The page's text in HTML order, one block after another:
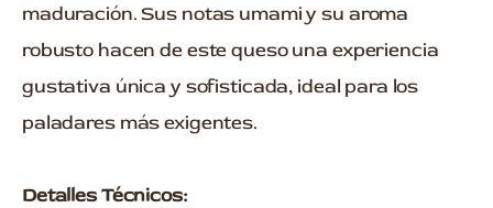
maduración. Sus notas umami y su aroma
robusto hacen de este queso una experiencia
gustativa única y sofisticada, ideal para los
paladares más exigentes.
Detalles Técnicos: